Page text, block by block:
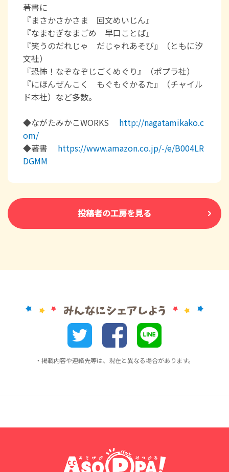
著書に
『まさかさかさま 回文めいじん』
『なまむぎなまごめ 早口ことば』
『笑うのだれじゃ だじゃれあそび』（ともに汐
文社）
『恐怖！なぞなぞじごくめぐり』（ポプラ社）
『にほんぜんこく もぐもぐかるた』（チャイル
ド本社）など多数。
◆ながたみかこWORKS http://nagatamikako.c
om/
◆著書 https://www.amazon.co.jp/-/e/B004LR
DGMM
投稿者の工房を見る
・掲載内容や連絡先等は、現在と異なる場合があります。